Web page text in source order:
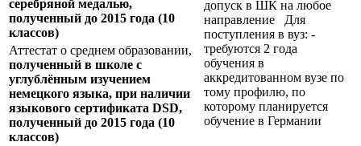
серебряной медалью,
полученный до 2015 года (10
классов)
допуск в ШК на любое
направление Для
поступления в вуз: -
требуются 2 года
обучения в
аккредитованном вузе по
тому профилю, по
которому планируется
обучение в Германии
Аттестат о среднем образовании,
полученный в школе с
углублённым изучением
немецкого языка, при наличии
языкового сертификата DSD,
полученный до 2015 года (10
классов)